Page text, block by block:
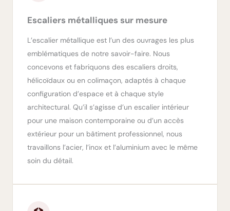
Escaliers métalliques sur mesure
L’escalier métallique est l’un des ouvrages les plus
emblématiques de notre savoir-faire. Nous
concevons et fabriquons des escaliers droits,
hélicoïdaux ou en colimaçon, adaptés à chaque
configuration d’espace et à chaque style
architectural. Qu’il s’agisse d’un escalier intérieur
pour une maison contemporaine ou d’un accès
extérieur pour un bâtiment professionnel, nous
travaillons l’acier, l’inox et l’aluminium avec le même
soin du détail.